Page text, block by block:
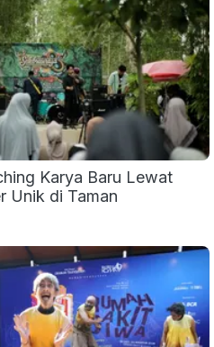
Karya Baru Lewat
Unik di Taman